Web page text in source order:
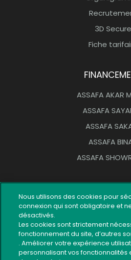
3D Secure
Fiche
ASSAFA AKAR
ASSAFA
ASSAFA
ASSAFA
ASSAFA
Réseau
Plan du site
Contact
Nous utilisons des cookies pour
connexion qui sont obligatoire et
désactivés.
Les cookies sont strictement
fonctionnement du site, d’autres
. Améliorer votre expérience
personnalisant vos fonctionnalités